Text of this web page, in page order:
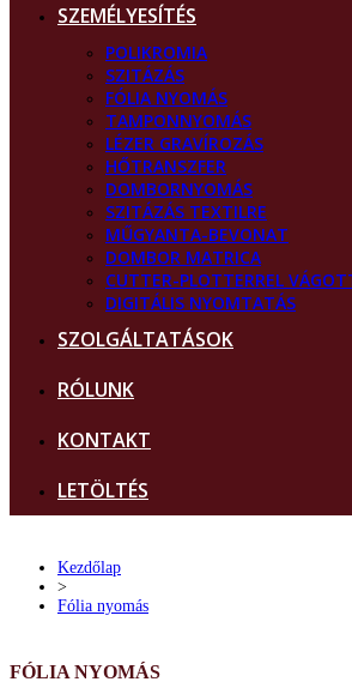
SZEMÉLYESÍTÉS
POLIKROMIA
SZITÁZÁS
FÓLIA NYOMÁS
TAMPONNYOMÁS
LÉZER GRAVÍROZÁS
HŐTRANSZFER
DOMBORNYOMÁS
SZITÁZÁS TEXTILRE
MŰGYANTA-BEVONAT
DOMBOR MATRICA
CUTTER-PLOTTERREL
DIGITÁLIS NYOMTATÁS
SZOLGÁLTATÁSOK
RÓLUNK
KONTAKT
LETÖLTÉS
Kezdőlap
>
Fólia nyomás
FÓLIA NYOMÁS